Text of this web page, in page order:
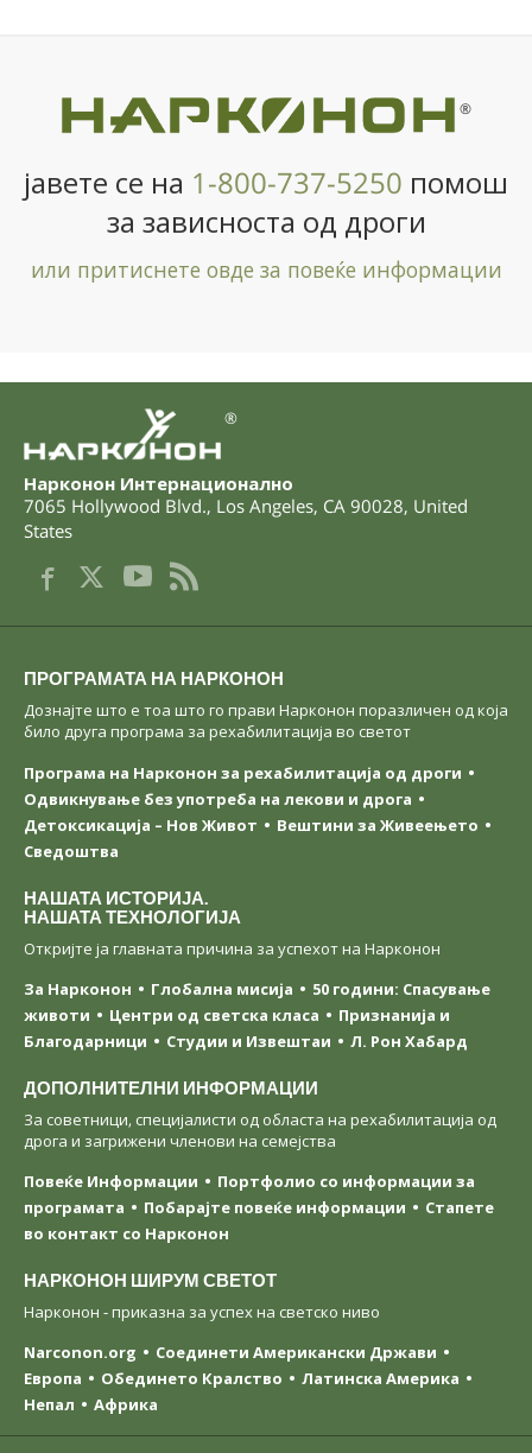
®
јавете се на 1-800-737-5250 помош
за зависноста од дроги
или притиснете овде за повеќе информации
®
Нарконон Интернационално
7065 Hollywood Blvd., Los Angeles, CA 90028, United
States
ПРОГРАМАТА НА НАРКОНОН
Дознајте што е тоа што го прави Нарконон поразличен од која
било друга програма за рехабилитација во светот
Програма на Нарконон за рехабилитација од дроги
Одвикнување без употреба на лекови и дрога
Детоксикација – Нов Живот
Вештини за Живеењетo
Сведоштва
НАШАТА ИСТОРИЈА.
НАШАТА ТЕХНОЛОГИЈА
Откријте ја главната причина за успехот на Нарконон
За Нарконон
Глобална мисија
50 години: Спасување
животи
Центри од светска класa
Признанија и
Благодарници
Студии и Извештаи Л. Рон Хабард
ДОПОЛНИТЕЛНИ ИНФОРМАЦИИ
За советници, специјалисти од областа на рехабилитација од
дрога и загрижени членови на семејства
Повеќе Информации
Портфолио со информации за
програмата
Побарајте повеќе информации
Стапете
во контакт со Нарконон
НАРКОНОН ШИРУМ СВЕТОТ
Нарконон - приказна за успех на светско ниво
Narconon.org
Соединети Американски Држави
Европа
Обединето Кралство
Латинска Америка
Непал
Африка